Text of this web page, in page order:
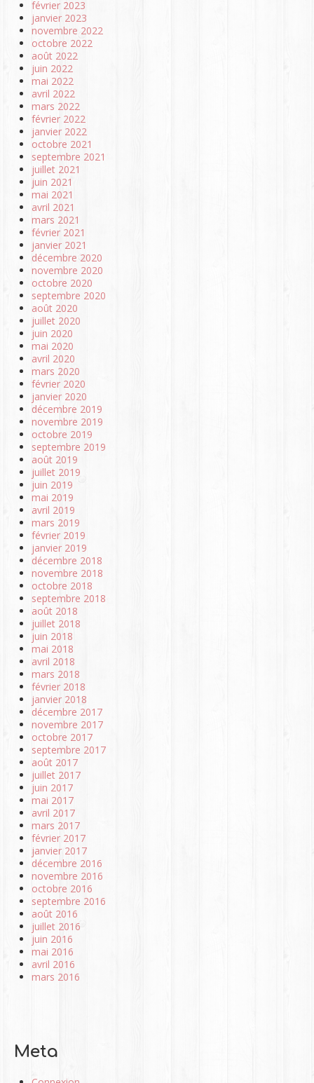
février 2023
janvier 2023
novembre 2022
octobre 2022
août 2022
juin 2022
mai 2022
avril 2022
mars 2022
février 2022
janvier 2022
octobre 2021
septembre 2021
juillet 2021
juin 2021
mai 2021
avril 2021
mars 2021
février 2021
janvier 2021
décembre 2020
novembre 2020
octobre 2020
septembre 2020
août 2020
juillet 2020
juin 2020
mai 2020
avril 2020
mars 2020
février 2020
janvier 2020
décembre 2019
novembre 2019
octobre 2019
septembre 2019
août 2019
juillet 2019
juin 2019
mai 2019
avril 2019
mars 2019
février 2019
janvier 2019
décembre 2018
novembre 2018
octobre 2018
septembre 2018
août 2018
juillet 2018
juin 2018
mai 2018
avril 2018
mars 2018
février 2018
janvier 2018
décembre 2017
novembre 2017
octobre 2017
septembre 2017
août 2017
juillet 2017
juin 2017
mai 2017
avril 2017
mars 2017
février 2017
janvier 2017
décembre 2016
novembre 2016
octobre 2016
septembre 2016
août 2016
juillet 2016
juin 2016
mai 2016
avril 2016
mars 2016
Meta